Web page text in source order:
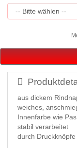
aus dickem
weiches,
Innenfarbe wie
stabil verarbeitet
durch